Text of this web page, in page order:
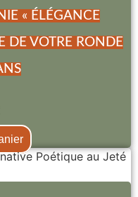
« ÉLÉGANCE
DE VOTRE RONDE